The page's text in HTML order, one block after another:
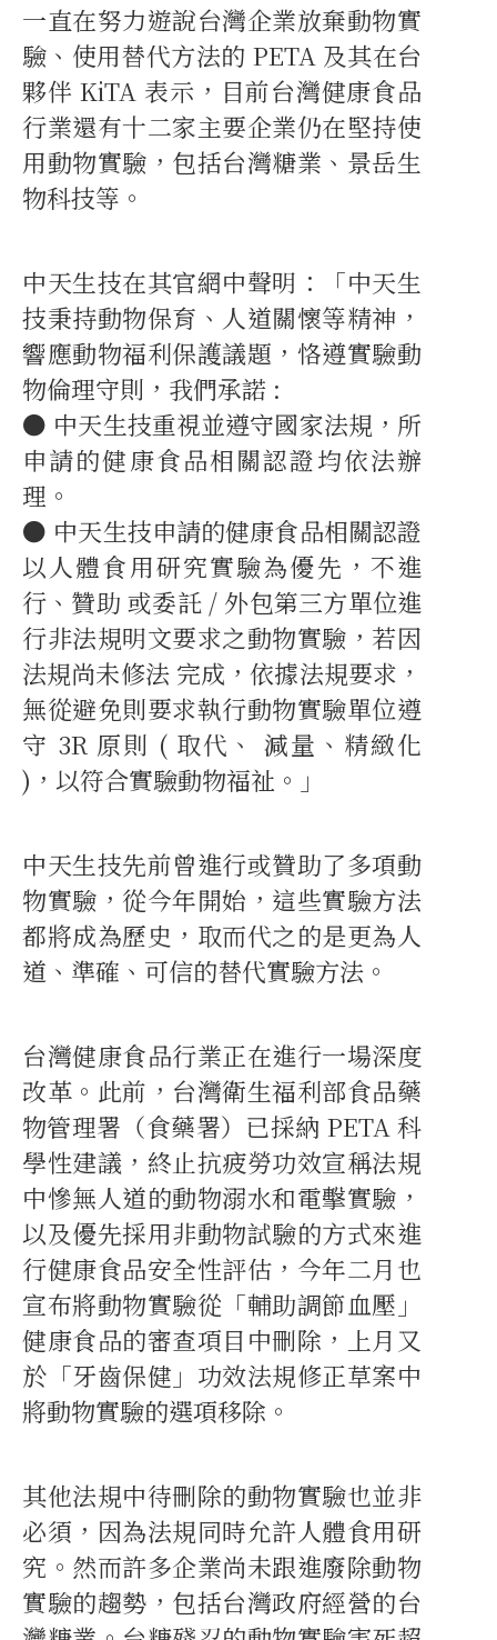
一直在努力遊說台灣企業放棄動物實
驗、使用替代方法的 PETA 及其在台
夥伴 KiTA 表示，目前台灣健康食品
行業還有十二家主要企業仍在堅持使
用動物實驗，包括台灣糖業、景岳生
物科技等。
中天生技在其官網中聲明：「中天生
技秉持動物保育、人道關懷等精神，
響應動物福利保護議題，恪遵實驗動
物倫理守則，我們承諾 :
● 中天生技重視並遵守國家法規，所
申請的健康食品相關認證均依法辦
理。
● 中天生技申請的健康食品相關認證
以人體食用研究實驗為優先，不進
行、贊助 或委託 / 外包第三方單位進
行非法規明文要求之動物實驗，若因
法規尚未修法 完成，依據法規要求，
無從避免則要求執行動物實驗單位遵
守 3R 原則 ( 取代、 減量、精緻化
)，以符合實驗動物福祉。」
中天生技先前曾進行或贊助了多項動
物實驗，從今年開始，這些實驗方法
都將成為歷史，取而代之的是更為人
道、準確、可信的替代實驗方法。
台灣健康食品行業正在進行一場深度
改革。此前，台灣衛生福利部食品藥
物管理署（食藥署）已採納 PETA 科
學性建議，終止抗疲勞功效宣稱法規
中慘無人道的動物溺水和電擊實驗，
以及優先採用非動物試驗的方式來進
行健康食品安全性評估，今年二月也
宣布將動物實驗從「輔助調節血壓」
健康食品的審查項目中刪除，上月又
於「牙齒保健」功效法規修正草案中
將動物實驗的選項移除。
其他法規中待刪除的動物實驗也並非
必須，因為法規同時允許人體食用研
究。然而許多企業尚未跟進廢除動物
實驗的趨勢，包括台灣政府經營的台